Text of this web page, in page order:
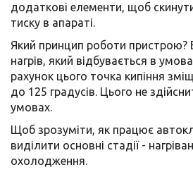
додаткові елементи, щоб
тиску в апараті.
Який принцип роботи пристрою?
нагрів, який відбувається в
рахунок цього точка кипіння
до 125 градусів. Цього не
умовах.
Щоб зрозуміти, як працює
виділити основні стадії -
охолодження.